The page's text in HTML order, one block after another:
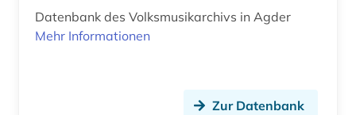
e.t.a. (1)
Datenbank des Volksmusikarchivs in Agder
Mehr Informationen
Zur Datenbank